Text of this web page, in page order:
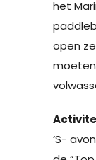
het
open
‘S-